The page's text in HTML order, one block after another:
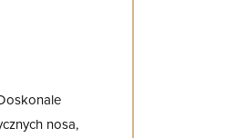
nosa,